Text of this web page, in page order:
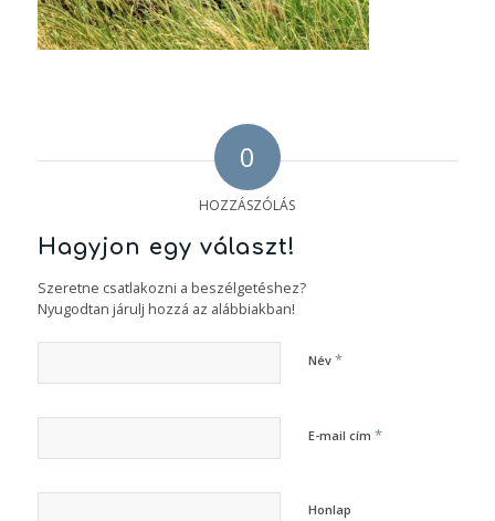
0
HOZZÁSZÓLÁS
Hagyjon egy választ!
Szeretne csatlakozni a beszélgetéshez?
Nyugodtan járulj hozzá az alábbiakban!
Név *
E-mail cím *
Honlap